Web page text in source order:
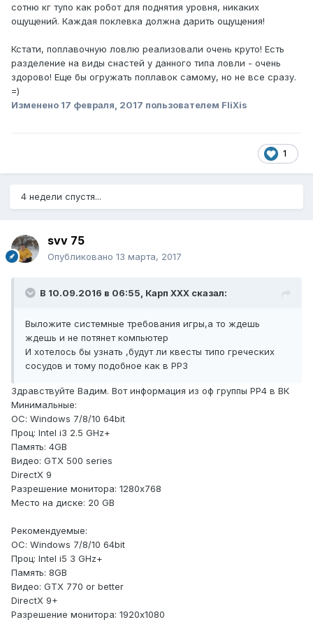
сотню кг тупо как робот для поднятия уровня, никаких
ощущений. Каждая поклевка должна дарить ощущения!
Кстати, поплавочную ловлю реализовали очень круто! Есть
разделение на виды снастей у данного типа ловли - очень
здорово! Еще бы огружать поплавок самому, но не все сразу.
=)
Изменено 17 февраля, 2017 пользователем FliXis
1
4 недели спустя...
svv 75
Опубликовано 13 марта, 2017
В 10.09.2016 в 06:55, Карп ХХХ сказал:
Выложите системные требования игры,а то ждешь
ждешь и не потянет компьютер
И хотелось бы узнать ,будут ли квесты типо греческих
сосудов и тому подобное как в РР3
Здравствуйте Вадим. Вот информация из оф группы РР4 в ВК
Минимальные:
ОС: Windows 7/8/10 64bit
Проц: Intel i3 2.5 GHz+
Память: 4GB
Видео: GTX 500 series
DirectX 9
Разрешение монитора: 1280x768
Место на диске: 20 GB
Рекомендуемые:
ОС: Windows 7/8/10 64bit
Проц: Intel i5 3 GHz+
Память: 8GB
Видео: GTX 770 or better
DirectX 9+
Разрешение монитора: 1920x1080